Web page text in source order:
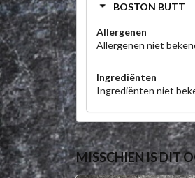
BOSTON BUTT
Allergenen
Allergenen niet
Ingrediënten
Ingrediënten niet
MISSCHIEN IS DIT